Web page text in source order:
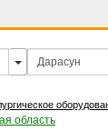
область